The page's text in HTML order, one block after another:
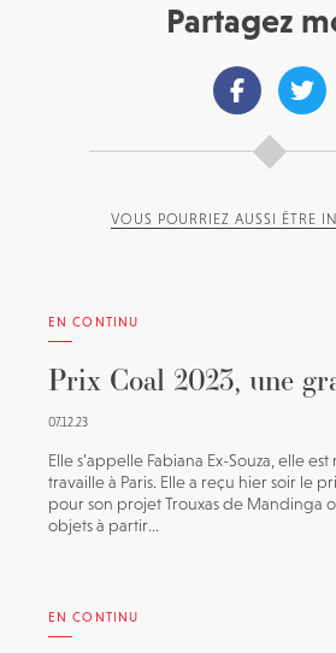
Partagez
VOUS POURRIEZ AUSSI ÊTRE
EN CONTINU
Prix Coal 2023, une
07.12.23
Elle s’appelle Fabiana Ex-Souza, elle
travaille à Paris. Elle a reçu hier soir le
pour son projet Trouxas de Mandinga
objets à partir...
EN CONTINU